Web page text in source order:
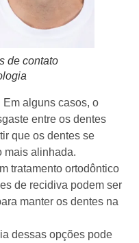
de contato
Em alguns casos, o
entre os dentes
que os dentes se
mais alinhada.
tratamento ortodôntico
de recidiva podem ser
manter os dentes na
dessas opções pode